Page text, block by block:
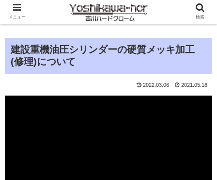
建設重機油圧シリンダーの硬質メッキ加工
(修理)について
2022.03.06 2021.05.18
メニュー 検索